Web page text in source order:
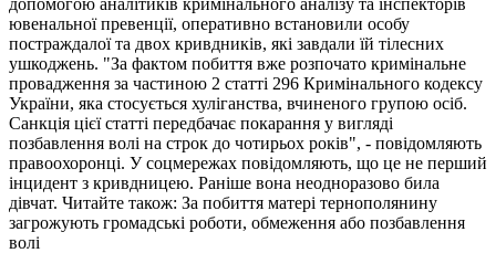
ювенальної превенції, оперативно встановили особу
постраждалої та двох кривдників, які завдали їй тілесних
ушкоджень. "За фактом побиття вже розпочато кримінальне
провадження за частиною 2 статті 296 Кримінального кодексу
України, яка стосується хуліганства, вчиненого групою осіб.
Санкція цієї статті передбачає покарання у вигляді
позбавлення волі на строк до чотирьох років", - повідомляють
правоохоронці. У соцмережах повідомляють, що це не перший
інцидент з кривдницею. Раніше вона неодноразово била
дівчат. Читайте також: За побиття матері тернополянину
загрожують громадські роботи, обмеження або позбавлення
волі